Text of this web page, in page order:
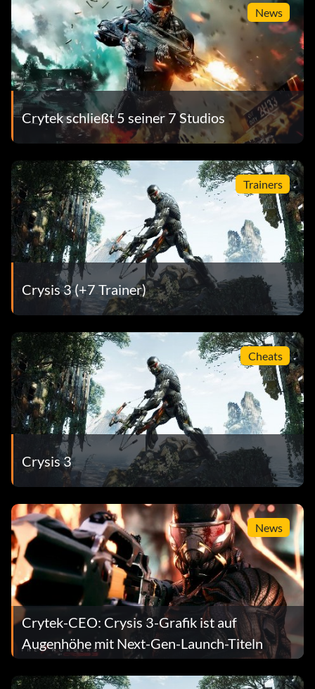
News
Crytek schließt 5 seiner 7 Studios
Trainers
Crysis 3 (+7 Trainer)
Cheats
Crysis 3
News
Crytek-CEO: Crysis 3-Grafik ist auf
Augenhöhe mit Next-Gen-Launch-Titeln